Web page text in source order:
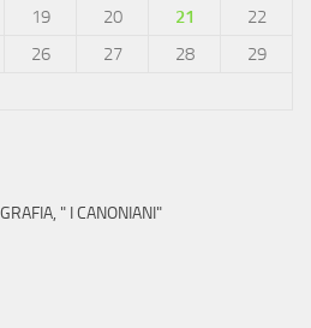
19 20 21
22
26 27 28
29
" I CANONIANI"